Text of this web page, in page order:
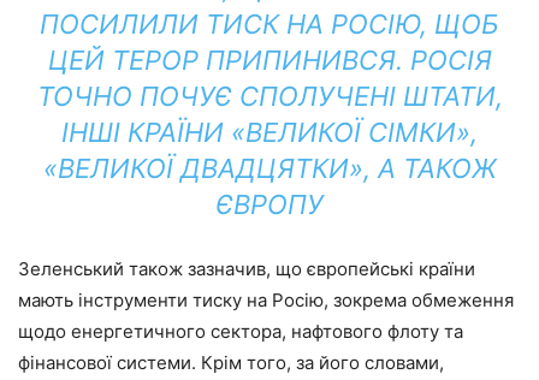
ПОСИЛИЛИ ТИСК НА РОСІЮ, ЩОБ
ЦЕЙ ТЕРОР ПРИПИНИВСЯ. РОСІЯ
ТОЧНО ПОЧУЄ СПОЛУЧЕНІ ШТАТИ,
ІНШІ КРАЇНИ «ВЕЛИКОЇ СІМКИ»,
«ВЕЛИКОЇ ДВАДЦЯТКИ», А ТАКОЖ
ЄВРОПУ
Зеленський також зазначив, що європейські країни
мають інструменти тиску на Росію, зокрема обмеження
щодо енергетичного сектора, нафтового флоту та
фінансової системи. Крім того, за його словами,